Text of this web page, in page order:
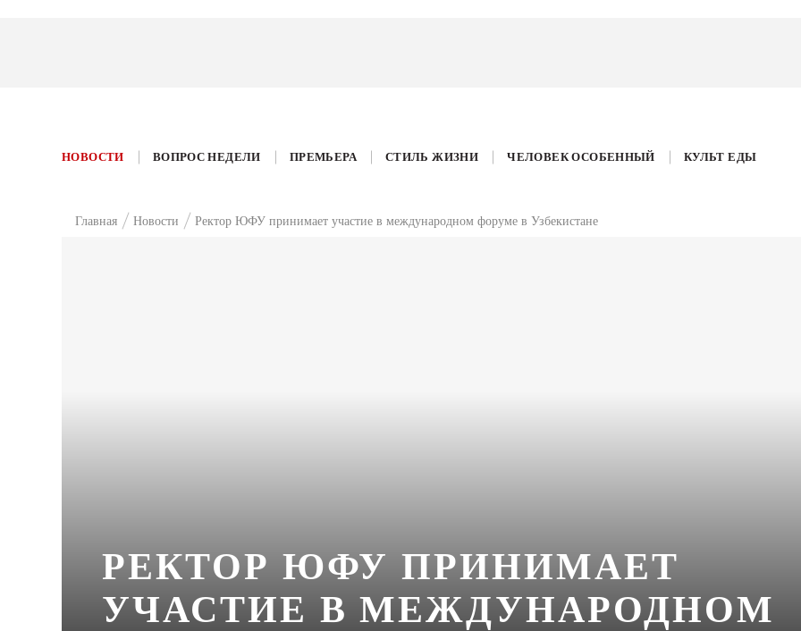
НОВОСТИ ВОПРОС НЕДЕЛИ ПРЕМЬЕРА СТИЛЬ ЖИЗНИ ЧЕЛОВЕК ОСОБЕННЫЙ КУЛЬТ ЕДЫ
Главная Новости Ректор ЮФУ принимает участие в международном форуме в Узбекистане
РЕКТОР ЮФУ ПРИНИМАЕТ
УЧАСТИЕ В МЕЖДУНАРОДНОМ